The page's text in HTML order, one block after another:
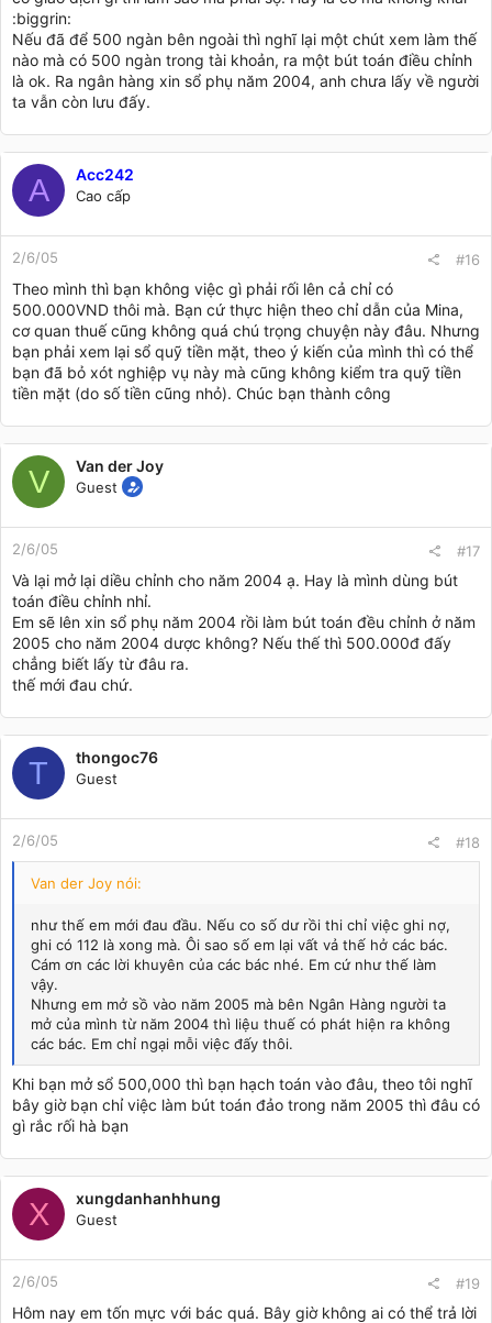
:biggrin:
Nếu đã để 500 ngàn bên ngoài thì nghĩ lại một chút xem làm thế
nào mà có 500 ngàn trong tài khoản, ra một bút toán điều chỉnh
là ok. Ra ngân hàng xin sổ phụ năm 2004, anh chưa lấy về người
ta vẫn còn lưu đấy.
A Acc242
Cao cấp
2/6/05 #16
Theo mình thì bạn không việc gì phải rối lên cả chỉ có
500.000VND thôi mà. Bạn cứ thực hiện theo chỉ dẫn của Mina,
cơ quan thuế cũng không quá chú trọng chuyện này đâu. Nhưng
bạn phải xem lại sổ quỹ tiền mặt, theo ý kiến của mình thì có thể
bạn đã bỏ xót nghiệp vụ này mà cũng không kiểm tra quỹ tiền
tiền mặt (do số tiền cũng nhỏ). Chúc bạn thành công
V Van der Joy
Guest
2/6/05 #17
Và lại mở lại diều chỉnh cho năm 2004 ạ. Hay là mình dùng bút
toán điều chỉnh nhỉ.
Em sẽ lên xin sổ phụ năm 2004 rồi làm bút toán đều chỉnh ở năm
2005 cho năm 2004 dược không? Nếu thế thì 500.000đ đấy
chẳng biết lấy từ đâu ra.
thế mới đau chứ.
T thongoc76
Guest
2/6/05 #18
Van der Joy nói:
như thế em mới đau đầu. Nếu co số dư rồi thi chỉ việc ghi nợ,
ghi có 112 là xong mà. Ôi sao số em lại vất vả thế hở các bác.
Cám ơn các lời khuyên của các bác nhé. Em cứ như thế làm
vậy.
Nhưng em mở sồ vào năm 2005 mà bên Ngân Hàng người ta
mở của mình từ năm 2004 thì liệu thuế có phát hiện ra không
các bác. Em chỉ ngại mỗi việc đấy thôi.
Khi bạn mở sổ 500,000 thì bạn hạch toán vào đâu, theo tôi nghĩ
bây giờ bạn chỉ việc làm bút toán đảo trong năm 2005 thì đâu có
gì rắc rối hà bạn
X xungdanhanhhung
Guest
2/6/05 #19
Hôm nay em tốn mực với bác quá. Bây giờ không ai có thể trả lời